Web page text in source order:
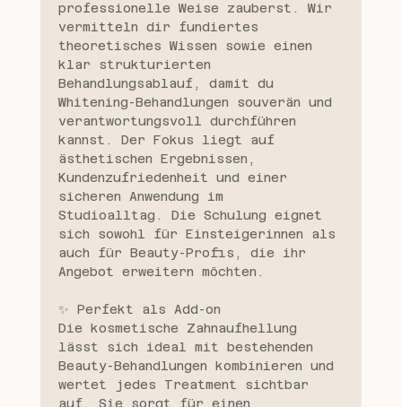
professionelle Weise zauberst. Wir
vermitteln dir fundiertes
theoretisches Wissen sowie einen
klar strukturierten
Behandlungsablauf, damit du
Whitening-Behandlungen souverän und
verantwortungsvoll durchführen
kannst. Der Fokus liegt auf
ästhetischen Ergebnissen,
Kundenzufriedenheit und einer
sicheren Anwendung im
Studioalltag. Die Schulung eignet
sich sowohl für Einsteigerinnen als
auch für Beauty-Profis, die ihr
Angebot erweitern möchten.
✨ Perfekt als Add-on
Die kosmetische Zahnaufhellung
lässt sich ideal mit bestehenden
Beauty-Behandlungen kombinieren und
wertet jedes Treatment sichtbar
auf. Sie sorgt für einen